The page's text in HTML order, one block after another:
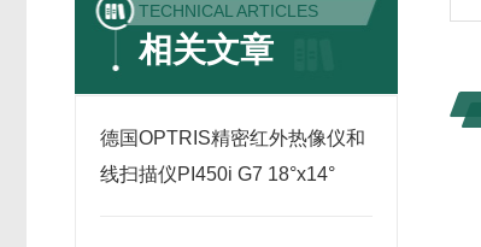
TECHNICAL ARTICLES
相关文章
德国OPTRIS精密红外热像仪和
线扫描仪PI450i G7 18°x14°